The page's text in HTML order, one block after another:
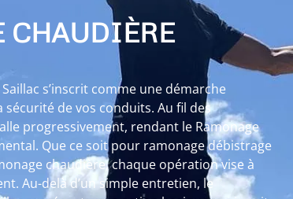
CHAUDIÈRE
s’inscrit comme une démarche
de vos conduits. Au fil des
progressivement, rendant le Ramonage
Que ce soit pour ramonage débistrage
chaudière, chaque opération vise à
Au-delà d’un simple entretien, le